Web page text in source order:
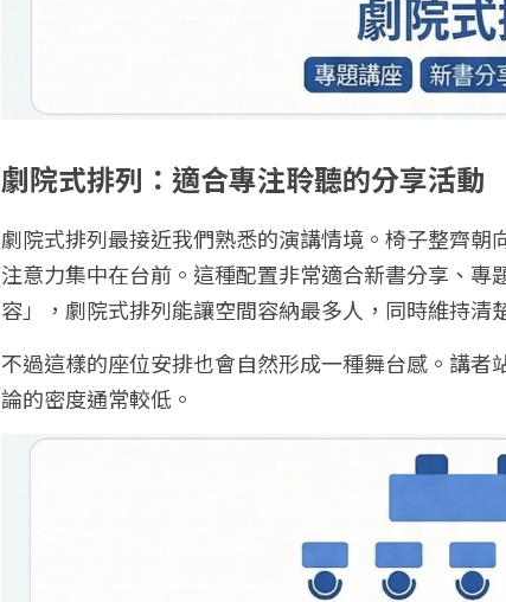
劇院式排列：適合專注聆聽的分享活動
劇院式排列最接近我們熟悉的演講情境。椅子整齊朝
注意力集中在台前。這種配置非常適合新書分享、
容」，劇院式排列能讓空間容納最多人，同時維持清
不過這樣的座位安排也會自然形成一種舞台感。講
論的密度通常較低。